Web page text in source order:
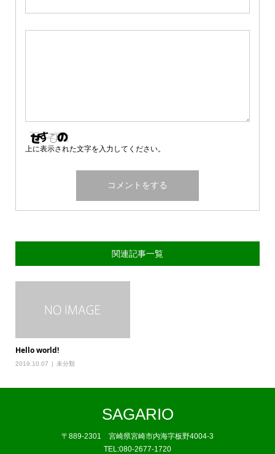
上に表示された文字を入力してください。
関連記事一覧
Hello world!
2019.10.07 未分類
SAGARIO
〒889-2301 宮崎県宮崎市内海字板野4004-3
TEL:080-2677-1720